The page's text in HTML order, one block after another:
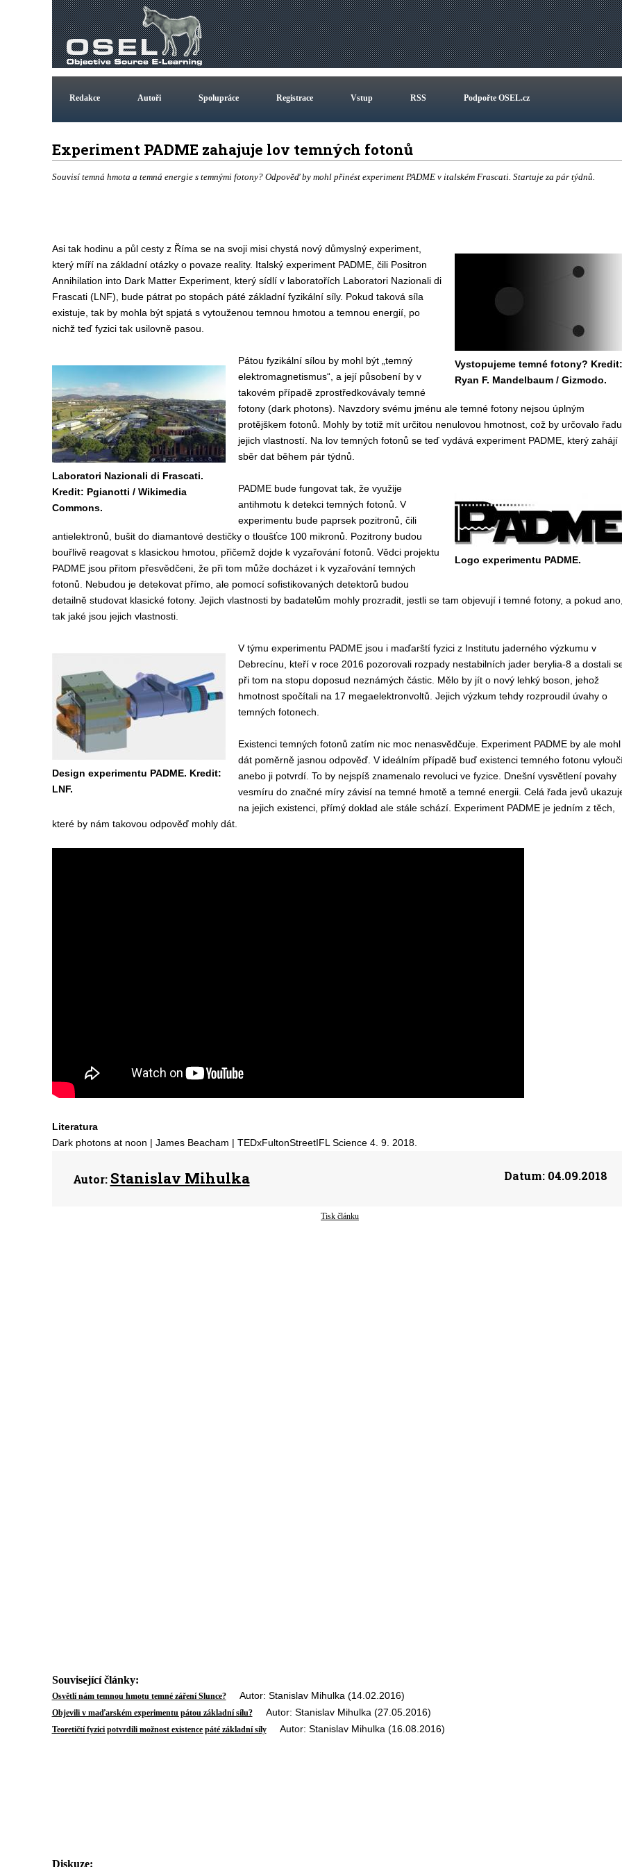
Redakce Autoři Spolupráce Registrace Vstup RSS Podpořte OSEL.cz
Experiment PADME zahajuje lov temných fotonů
Souvisí temná hmota a temná energie s temnými fotony? Odpověď by mohl přinést experiment PADME v italském Frascati. Startuje za pár týdnů.
Vystopujeme temné fotony? Kredit:
Ryan F. Mandelbaum / Gizmodo.
Asi tak hodinu a půl cesty z Říma se na svoji misi chystá nový důmyslný experiment,
který míří na základní otázky o povaze reality. Italský experiment PADME, čili Positron
Annihilation into Dark Matter Experiment, který sídlí v laboratořích Laboratori Nazionali di
Frascati (LNF), bude pátrat po stopách páté základní fyzikální síly. Pokud taková síla
existuje, tak by mohla být spjatá s vytouženou temnou hmotou a temnou energií, po
nichž teď fyzici tak usilovně pasou.
Laboratori Nazionali di Frascati.
Kredit: Pgianotti / Wikimedia
Commons.
Pátou fyzikální sílou by mohl být „temný
elektromagnetismus“, a její působení by v
takovém případě zprostředkovávaly temné
fotony (dark photons). Navzdory svému jménu ale temné fotony nejsou úplným
protějškem fotonů. Mohly by totiž mít určitou nenulovou hmotnost, což by určovalo řadu
jejich vlastností. Na lov temných fotonů se teď vydává experiment PADME, který zahájí
sběr dat během pár týdnů.
Logo experimentu PADME.
PADME bude fungovat tak, že využije
antihmotu k detekci temných fotonů. V
experimentu bude paprsek pozitronů, čili
antielektronů, bušit do diamantové destičky o tloušťce 100 mikronů. Pozitrony budou
bouřlivě reagovat s klasickou hmotou, přičemž dojde k vyzařování fotonů. Vědci projektu
PADME jsou přitom přesvědčeni, že při tom může docházet i k vyzařování temných
fotonů. Nebudou je detekovat přímo, ale pomocí sofistikovaných detektorů budou
detailně studovat klasické fotony. Jejich vlastnosti by badatelům mohly prozradit, jestli se tam objevují i temné fotony, a pokud ano,
tak jaké jsou jejich vlastnosti.
Design experimentu PADME. Kredit:
LNF.
V týmu experimentu PADME jsou i maďarští fyzici z Institutu jaderného výzkumu v
Debrecínu, kteří v roce 2016 pozorovali rozpady nestabilních jader berylia-8 a dostali
při tom na stopu doposud neznámých částic. Mělo by jít o nový lehký boson, jehož
hmotnost spočítali na 17 megaelektronvoltů. Jejich výzkum tehdy rozproudil úvahy o
temných fotonech.
Existenci temných fotonů zatím nic moc nenasvědčuje. Experiment PADME by ale mohl
dát poměrně jasnou odpověď. V ideálním případě buď existenci temného fotonu
anebo ji potvrdí. To by nejspíš znamenalo revoluci ve fyzice. Dnešní vysvětlení povahy
vesmíru do značné míry závisí na temné hmotě a temné energii. Celá řada jevů
na jejich existenci, přímý doklad ale stále schází. Experiment PADME je jedním z těch,
které by nám takovou odpověď mohly dát.
Literatura
Dark photons at noon | James Beacham | TEDxFultonStreetIFL Science 4. 9. 2018.
Autor: Stanislav Mihulka Datum:04.09.2018
Tisk článku
Související články:
Osvětlí nám temnou hmotu temné záření Slunce?Autor: Stanislav Mihulka (14.02.2016)
Objevili v maďarském experimentu pátou základní sílu?Autor: Stanislav Mihulka (27.05.2016)
Teoretičtí fyzici potvrdili možnost existence páté základní sílyAutor: Stanislav Mihulka (16.08.2016)
Diskuze: